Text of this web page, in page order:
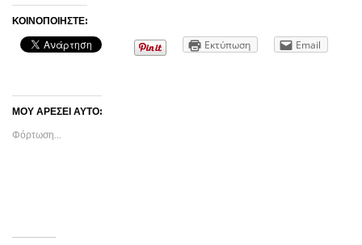
ΚΟΙΝΟΠΟΙΉΣΤΕ:
Εκτύπωση Email
ΜΟΥ ΑΡΈΣΕΙ ΑΥΤΌ:
Φόρτωση...